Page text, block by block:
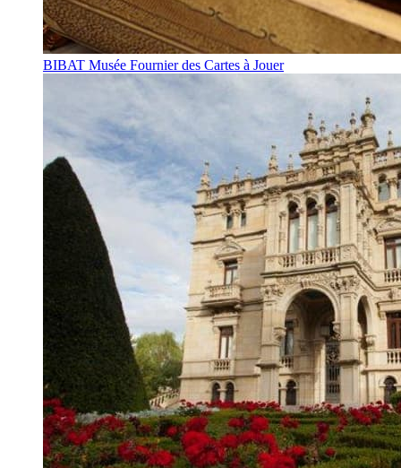
BIBAT Musée Fournier des Cartes à Jouer